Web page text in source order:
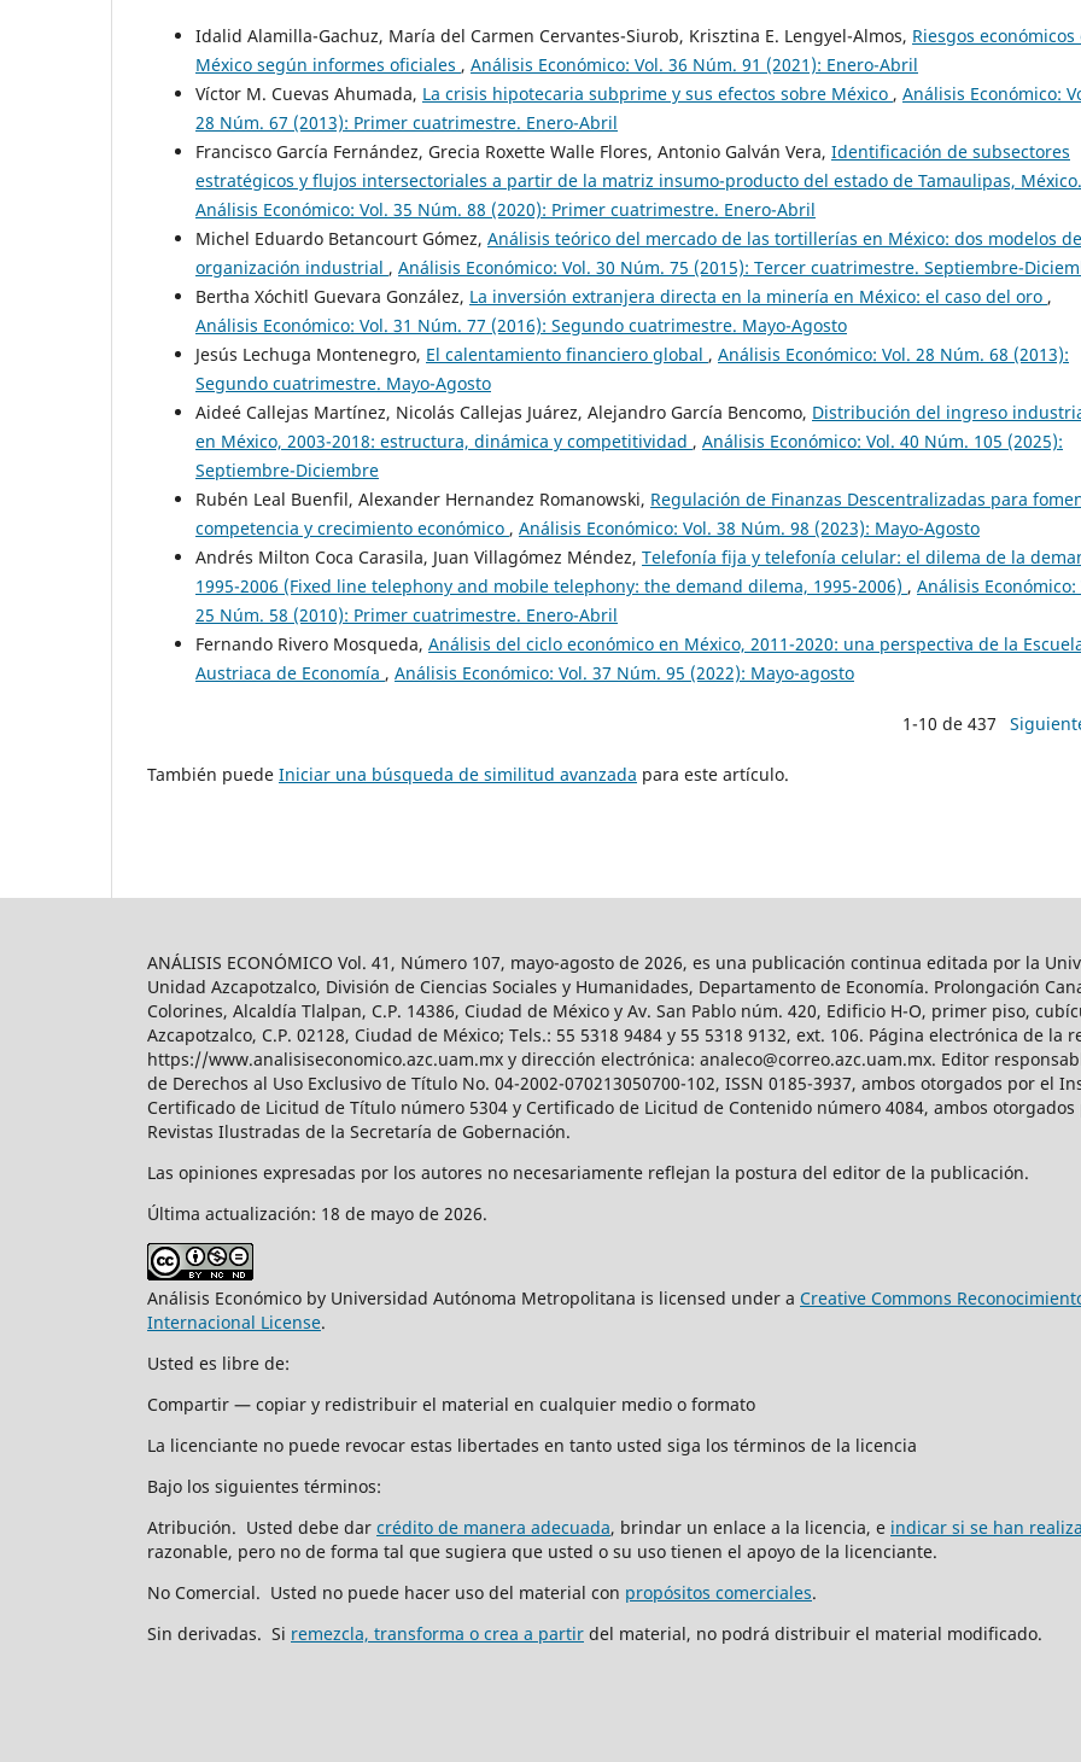
Idalid Alamilla-Gachuz, María del Carmen Cervantes-Siurob, Krisztina E. Lengyel-Almos, Riesgos económicos
México según informes oficiales , Análisis Económico: Vol. 36 Núm. 91 (2021): Enero-Abril
Víctor M. Cuevas Ahumada, La crisis hipotecaria subprime y sus efectos sobre México , Análisis Económico:
28 Núm. 67 (2013): Primer cuatrimestre. Enero-Abril
Francisco García Fernández, Grecia Roxette Walle Flores, Antonio Galván Vera, Identificación de subsectores
estratégicos y flujos intersectoriales a partir de la matriz insumo-producto del estado de Tamaulipas, México.
Análisis Económico: Vol. 35 Núm. 88 (2020): Primer cuatrimestre. Enero-Abril
Michel Eduardo Betancourt Gómez, Análisis teórico del mercado de las tortillerías en México: dos modelos de
organización industrial , Análisis Económico: Vol. 30 Núm. 75 (2015): Tercer cuatrimestre. Septiembre-
Bertha Xóchitl Guevara González, La inversión extranjera directa en la minería en México: el caso del oro ,
Análisis Económico: Vol. 31 Núm. 77 (2016): Segundo cuatrimestre. Mayo-Agosto
Jesús Lechuga Montenegro, El calentamiento financiero global , Análisis Económico: Vol. 28 Núm. 68 (2013):
Segundo cuatrimestre. Mayo-Agosto
Aideé Callejas Martínez, Nicolás Callejas Juárez, Alejandro García Bencomo, Distribución del ingreso
en México, 2003-2018: estructura, dinámica y competitividad , Análisis Económico: Vol. 40 Núm. 105 (2025):
Septiembre-Diciembre
Rubén Leal Buenfil, Alexander Hernandez Romanowski, Regulación de Finanzas Descentralizadas para
competencia y crecimiento económico , Análisis Económico: Vol. 38 Núm. 98 (2023): Mayo-Agosto
Andrés Milton Coca Carasila, Juan Villagómez Méndez, Telefonía fija y telefonía celular: el dilema de la
1995-2006 (Fixed line telephony and mobile telephony: the demand dilema, 1995-2006) , Análisis Económico:
25 Núm. 58 (2010): Primer cuatrimestre. Enero-Abril
Fernando Rivero Mosqueda, Análisis del ciclo económico en México, 2011-2020: una perspectiva de la
Austriaca de Economía , Análisis Económico: Vol. 37 Núm. 95 (2022): Mayo-agosto
1-10 de 437
También puede Iniciar una búsqueda de similitud avanzada para este artículo.
ANÁLISIS ECONÓMICO Vol. 41, Número 107, mayo-agosto de 2026, es una publicación continua editada por la
Unidad Azcapotzalco, División de Ciencias Sociales y Humanidades, Departamento de Economía. Prolongación
Colorines, Alcaldía Tlalpan, C.P. 14386, Ciudad de México y Av. San Pablo núm. 420, Edificio H-O, primer piso,
Azcapotzalco, C.P. 02128, Ciudad de México; Tels.: 55 5318 9484 y 55 5318 9132, ext. 106. Página electrónica de la
https://www.analisiseconomico.azc.uam.mx y dirección electrónica: analeco@correo.azc.uam.mx. Editor
de Derechos al Uso Exclusivo de Título No. 04-2002-070213050700-102, ISSN 0185-3937, ambos otorgados por el
Certificado de Licitud de Título número 5304 y Certificado de Licitud de Contenido número 4084, ambos
Revistas Ilustradas de la Secretaría de Gobernación.
Las opiniones expresadas por los autores no necesariamente reflejan la postura del editor de la publicación.
Última actualización: 18 de mayo de 2026.
Análisis Económico by Universidad Autónoma Metropolitana is licensed under a Creative Commons
Internacional License.
Usted es libre de:
Compartir — copiar y redistribuir el material en cualquier medio o formato
La licenciante no puede revocar estas libertades en tanto usted siga los términos de la licencia
Bajo los siguientes términos:
Atribución. Usted debe dar crédito de manera adecuada, brindar un enlace a la licencia, e indicar si se han
razonable, pero no de forma tal que sugiera que usted o su uso tienen el apoyo de la licenciante.
No Comercial. Usted no puede hacer uso del material con propósitos comerciales.
Sin derivadas. Si remezcla, transforma o crea a partir del material, no podrá distribuir el material modificado.